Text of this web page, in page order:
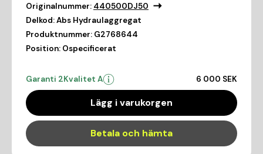
Originalnummer: 440500DJ50
Delkod:Abs Hydraulaggregat
Produktnummer: G2768644
Position: Ospecificerat
Garanti 2Kvalitet A 6 000 SEK
Lägg i varukorgen
Betala och hämta